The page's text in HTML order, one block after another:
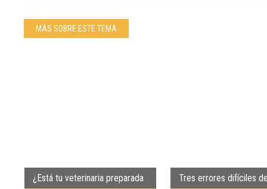
MÁS SOBRE ESTE TEMA
¿Está tu veterinaria preparada
Tres errores difíciles